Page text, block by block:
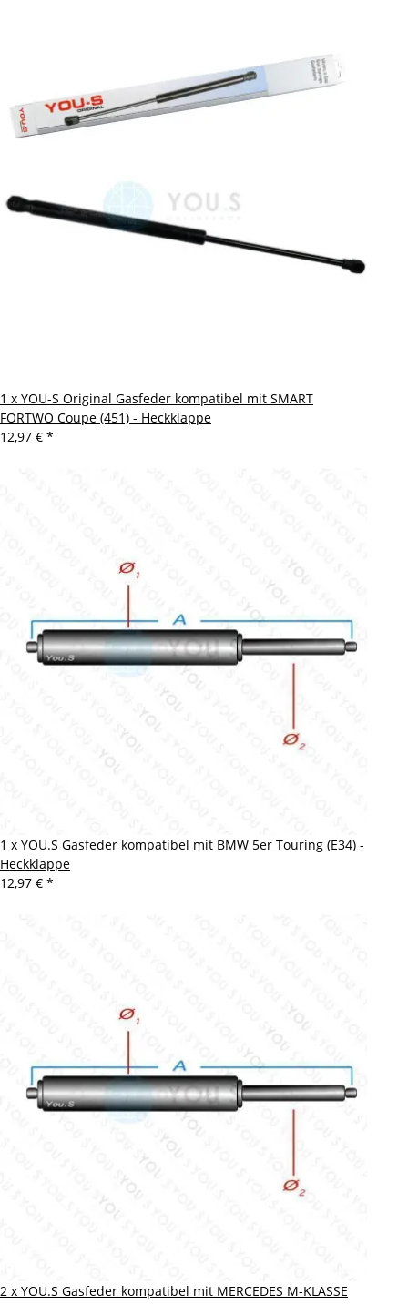
1 x YOU-S Original Gasfeder kompatibel mit SMART
FORTWO Coupe (451) - Heckklappe
12,97 € *
1 x YOU.S Gasfeder kompatibel mit BMW 5er Touring (E34) -
Heckklappe
12,97 € *
2 x YOU.S Gasfeder kompatibel mit MERCEDES M-KLASSE